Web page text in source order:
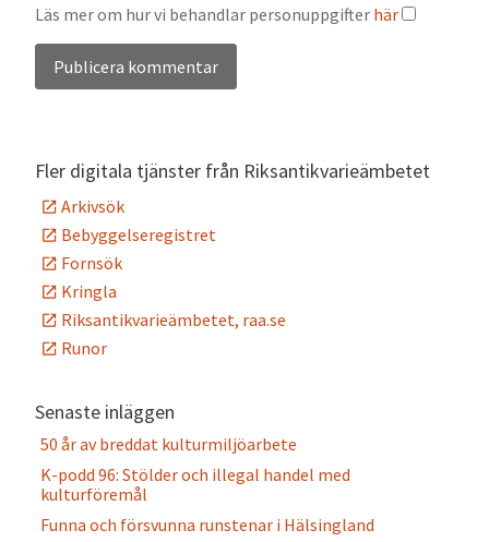
Läs mer om hur vi behandlar personuppgifter här
Fler digitala tjänster från Riksantikvarieämbetet
Arkivsök
Bebyggelseregistret
Fornsök
Kringla
Riksantikvarieämbetet, raa.se
Runor
Senaste inläggen
50 år av breddat kulturmiljöarbete
K-podd 96: Stölder och illegal handel med
kulturföremål
Funna och försvunna runstenar i Hälsingland